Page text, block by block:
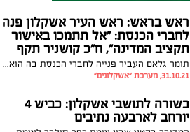
ראש בראש: ראש העיר אשקלון פנה
לחברי הכנסת: "אל תתמכו באישור
תקציב המדינה", ח"כ קושניר תקף
תומר גלאם העביר פנייה לחברי הכנסת בה הוא מבקש מהם שלא לתמול בתקציב: 'שמתעלם מהסבל המתמשך של תושבי אשקלון'. תושב העיר ח"כ אלכס קושניר תקף: "קריאה חסרת אחריות ומסוכנת, היינו מצפים מראש העיר להתנהלות אחראית יותר".
31.10.21, מערכת "אשקלונים"
בשורה לתושבי אשקלון: כביש 4
יורחב לארבעה נתיבים